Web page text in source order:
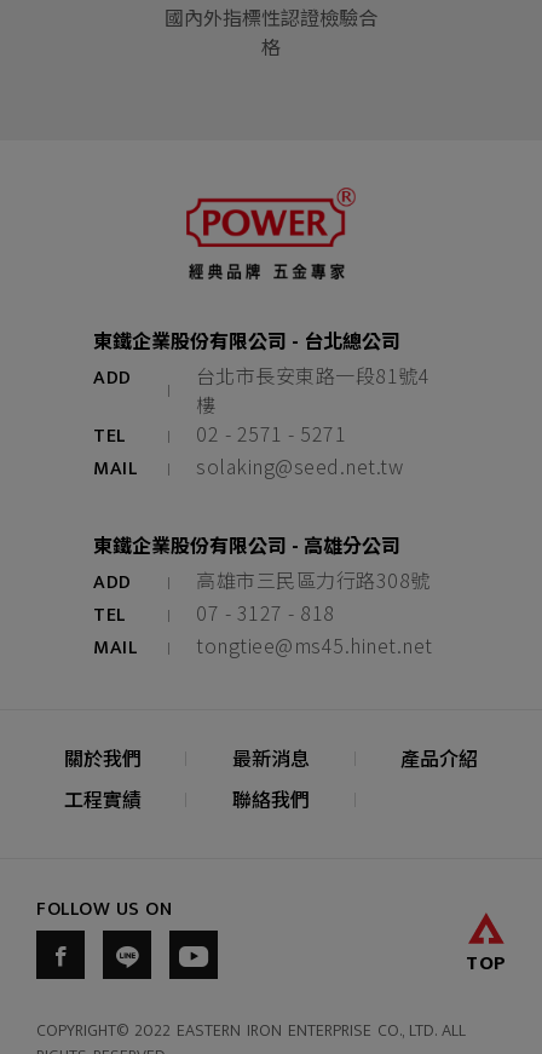
國內外指標性認證檢驗合
格
東鐵企業股份有限公司 - 台北總公司
ADD
台北市長安東路一段81號4
樓
TEL 02 - 2571 - 5271
MAIL solaking@seed.net.tw
東鐵企業股份有限公司 - 高雄分公司
ADD 高雄市三民區力行路308號
TEL 07 - 3127 - 818
MAIL tongtiee@ms45.hinet.net
關於我們 最新消息
產品介紹
工程實績
聯絡我們
FOLLOW US ON
TOP
COPYRIGHT© 2022 EASTERN IRON ENTERPRISE CO., LTD. ALL